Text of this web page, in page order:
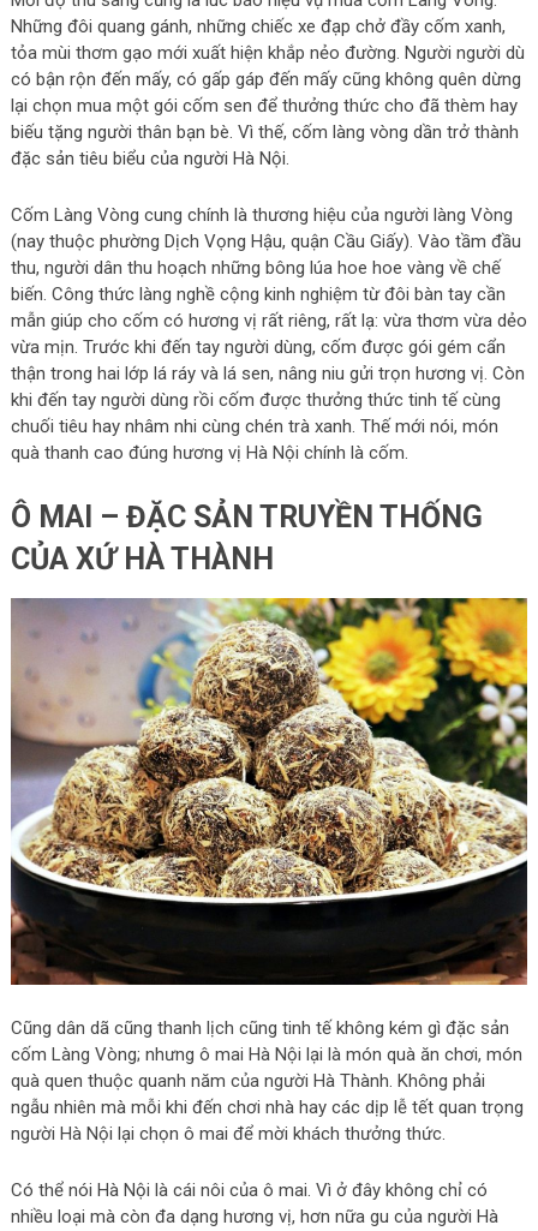
Những đôi quang gánh, những chiếc xe đạp chở đầy cốm xanh,
tỏa mùi thơm gạo mới xuất hiện khắp nẻo đường. Người người dù
có bận rộn đến mấy, có gấp gáp đến mấy cũng không quên dừng
lại chọn mua một gói cốm sen để thưởng thức cho đã thèm hay
biếu tặng người thân bạn bè. Vì thế, cốm làng vòng dần trở thành
đặc sản tiêu biểu của người Hà Nội.
Cốm Làng Vòng cung chính là thương hiệu của người làng Vòng
(nay thuộc phường Dịch Vọng Hậu, quận Cầu Giấy). Vào tầm đầu
thu, người dân thu hoạch những bông lúa hoe hoe vàng về chế
biến. Công thức làng nghề cộng kinh nghiệm từ đôi bàn tay cần
mẫn giúp cho cốm có hương vị rất riêng, rất lạ: vừa thơm vừa dẻo
vừa mịn. Trước khi đến tay người dùng, cốm được gói gém cẩn
thận trong hai lớp lá ráy và lá sen, nâng niu gửi trọn hương vị. Còn
khi đến tay người dùng rồi cốm được thưởng thức tinh tế cùng
chuối tiêu hay nhâm nhi cùng chén trà xanh. Thế mới nói, món
quà thanh cao đúng hương vị Hà Nội chính là cốm.
Ô MAI – ĐẶC SẢN TRUYỀN THỐNG
CỦA XỨ HÀ THÀNH
Cũng dân dã cũng thanh lịch cũng tinh tế không kém gì đặc sản
cốm Làng Vòng; nhưng ô mai Hà Nội lại là món quà ăn chơi, món
quà quen thuộc quanh năm của người Hà Thành. Không phải
ngẫu nhiên mà mỗi khi đến chơi nhà hay các dịp lễ tết quan trọng
người Hà Nội lại chọn ô mai để mời khách thưởng thức.
Có thể nói Hà Nội là cái nôi của ô mai. Vì ở đây không chỉ có
nhiều loại mà còn đa dạng hương vị, hơn nữa gu của người Hà